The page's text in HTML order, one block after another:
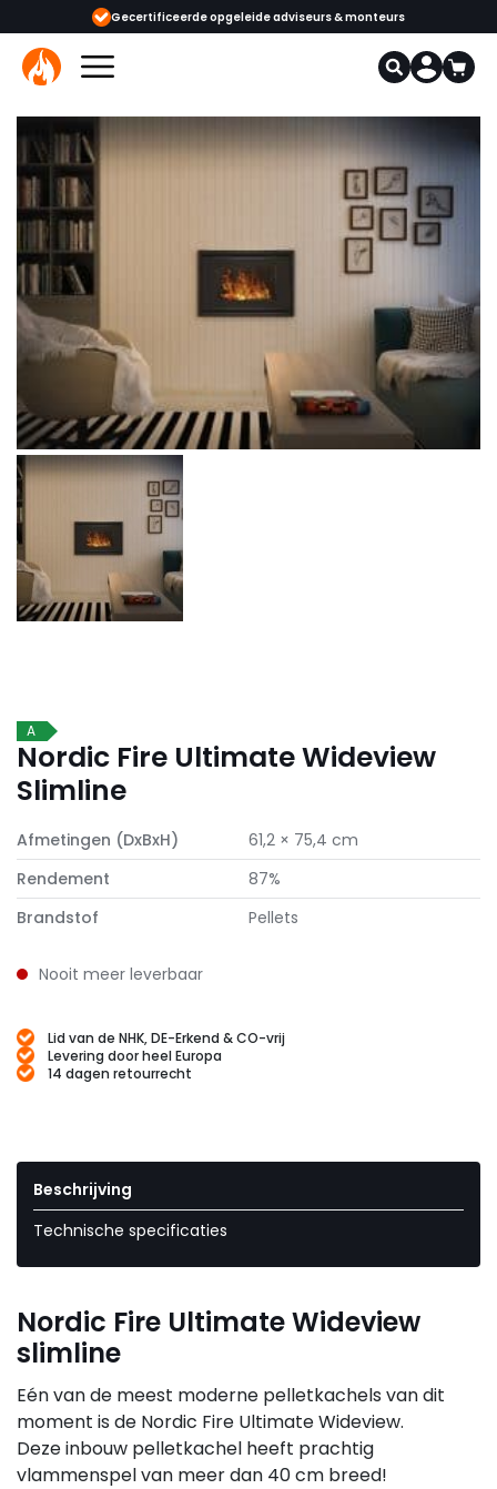
Gecertificeerde opgeleide adviseurs & monteurs 1000+ kachels en
A
Nordic Fire Ultimate Wideview
Slimline
Afmetingen (DxBxH)
61,2 × 75,4 cm
Rendement
87%
Brandstof
Pellets
Nooit meer leverbaar
Lid van de NHK, DE-Erkend & CO-vrij
Levering door heel Europa
14 dagen retourrecht
Beschrijving
Technische specificaties
Nordic Fire Ultimate Wideview
slimline
Eén van de meest moderne pelletkachels van dit
moment is de Nordic Fire Ultimate Wideview.
Deze inbouw pelletkachel heeft prachtig
vlammenspel van meer dan 40 cm breed!